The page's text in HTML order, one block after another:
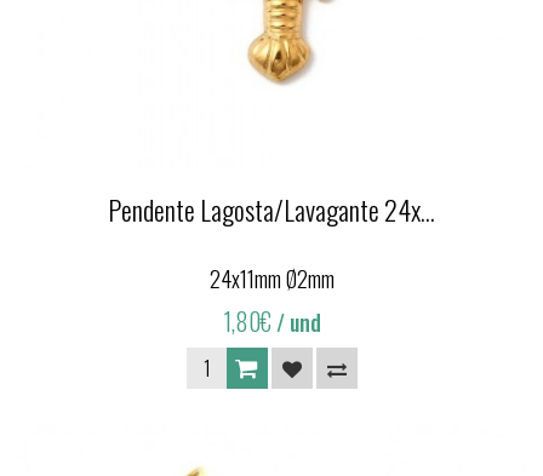
Pendente Lagosta/Lavagante 24x...
24x11mm Ø2mm
1,80€/ und